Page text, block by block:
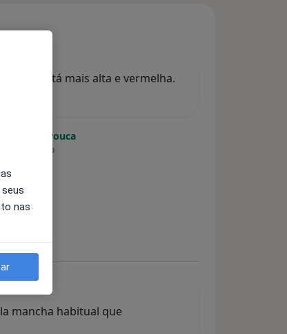
está mais alta e vermelha.
Laura Tarouca
plástico
mancha habitual que
nas